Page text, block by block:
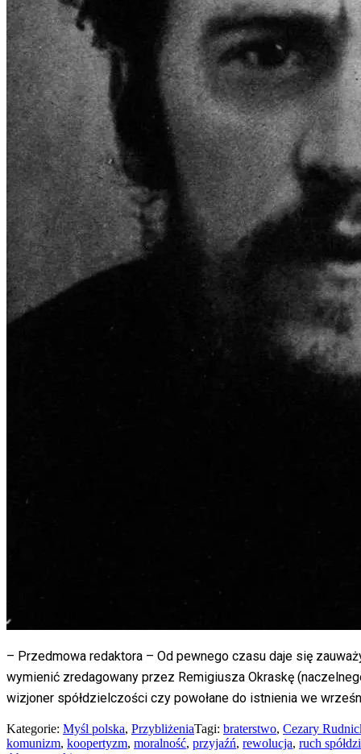
– Przedmowa redaktora – Od pewnego czasu daje się
wymienić zredagowany przez Remigiusza Okraskę
wizjoner spółdzielczości czy powołane do istnienia we
Kategorie: Myśl polska, PrzybliżeniaTagi: braterstwo, Cezary
komunizm, koopertyzm, moralność, przyjaźń, rewolucja, ruch